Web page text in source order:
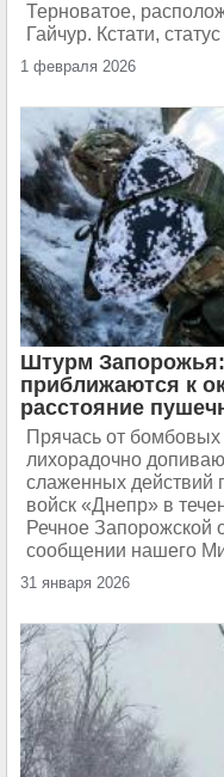
Терноватое,
Гайчур. Кстати,
1 февраля 2026
Штурм Запорожья:
приближаются к
расстояние
Прячась от бомбовых
лихорадочно
слаженных действий
войск «Днепр» в
Речное Запорожской
сообщении нашего
31 января 2026